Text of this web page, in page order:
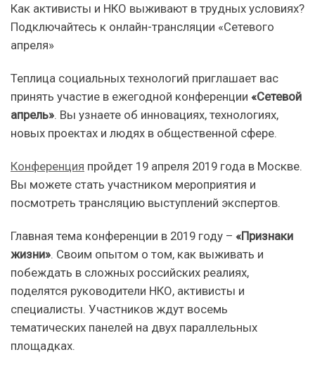
Как активисты и НКО выживают в трудных условиях?
Подключайтесь к онлайн-трансляции «Сетевого
апреля»
Теплица социальных технологий приглашает вас
принять участие в ежегодной конференции «Сетевой
апрель». Вы узнаете об инновациях, технологиях,
новых проектах и людях в общественной сфере.
Конференция пройдет 19 апреля 2019 года в Москве.
Вы можете стать участником мероприятия и
посмотреть трансляцию выступлений экспертов.
Главная тема конференции в 2019 году – «Признаки
жизни». Своим опытом о том, как выживать и
побеждать в сложных российских реалиях,
поделятся руководители НКО, активисты и
специалисты. Участников ждут восемь
тематических панелей на двух параллельных
площадках.